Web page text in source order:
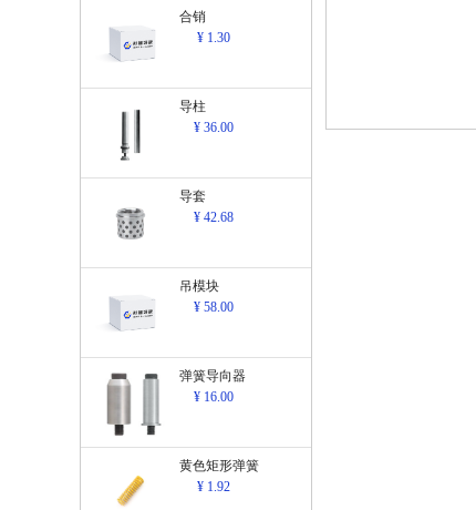
合销
¥ 1.30
导柱
¥ 36.00
导套
¥ 42.68
吊模块
¥ 58.00
弹簧导向器
¥ 16.00
黄色矩形弹簧
¥ 1.92